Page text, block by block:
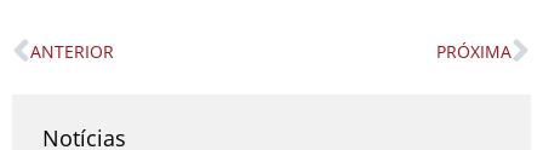
Prev
ANTERIOR PRÓXIMA
Notícias